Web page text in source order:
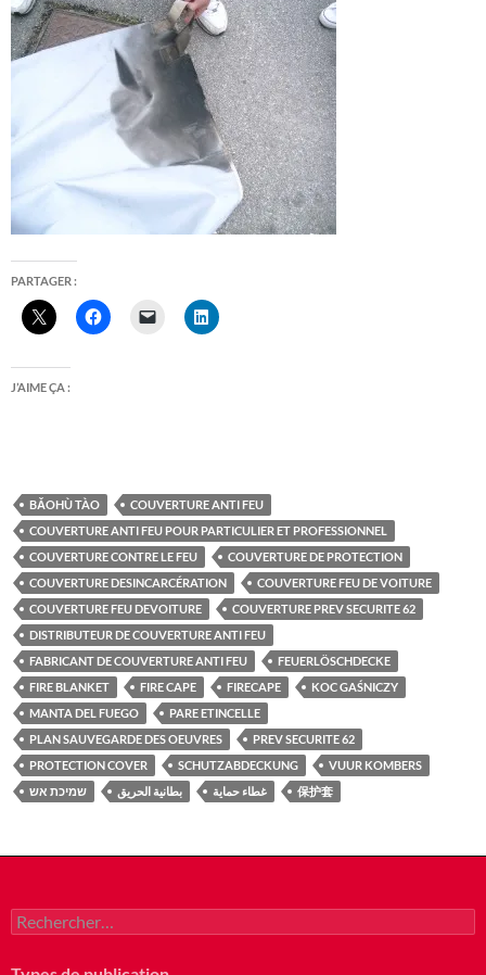
PARTAGER :
J’AIME ÇA :
BǍOHÙ TÀO
COUVERTURE ANTI FEU
COUVERTURE ANTI FEU POUR PARTICULIER ET PROFESSIONNEL
COUVERTURE CONTRE LE FEU
COUVERTURE DE PROTECTION
COUVERTURE DESINCARCÉRATION
COUVERTURE FEU DE VOITURE
COUVERTURE FEU DEVOITURE
COUVERTURE PREV SECURITE 62
DISTRIBUTEUR DE COUVERTURE ANTI FEU
FABRICANT DE COUVERTURE ANTI FEU
FEUERLÖSCHDECKE
FIRE BLANKET
FIRE CAPE FIRECAPE
KOC GAŚNICZY
MANTA DEL FUEGO
PARE ETINCELLE
PLAN SAUVEGARDE DES OEUVRES
PREV SECURITE 62
PROTECTION COVER
SCHUTZABDECKUNG
VUUR KOMBERS
שמיכת אש
بطانية الحريق غطاء حماية 保护套
Rechercher :